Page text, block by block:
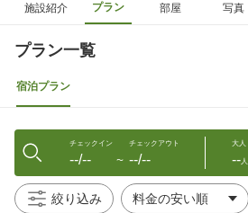
施設紹介 プラン 部屋 写真
プラン一覧
宿泊プラン
チェックイン
--/-- 〜
チェックアウト
--/--
大人
--人
絞り込み